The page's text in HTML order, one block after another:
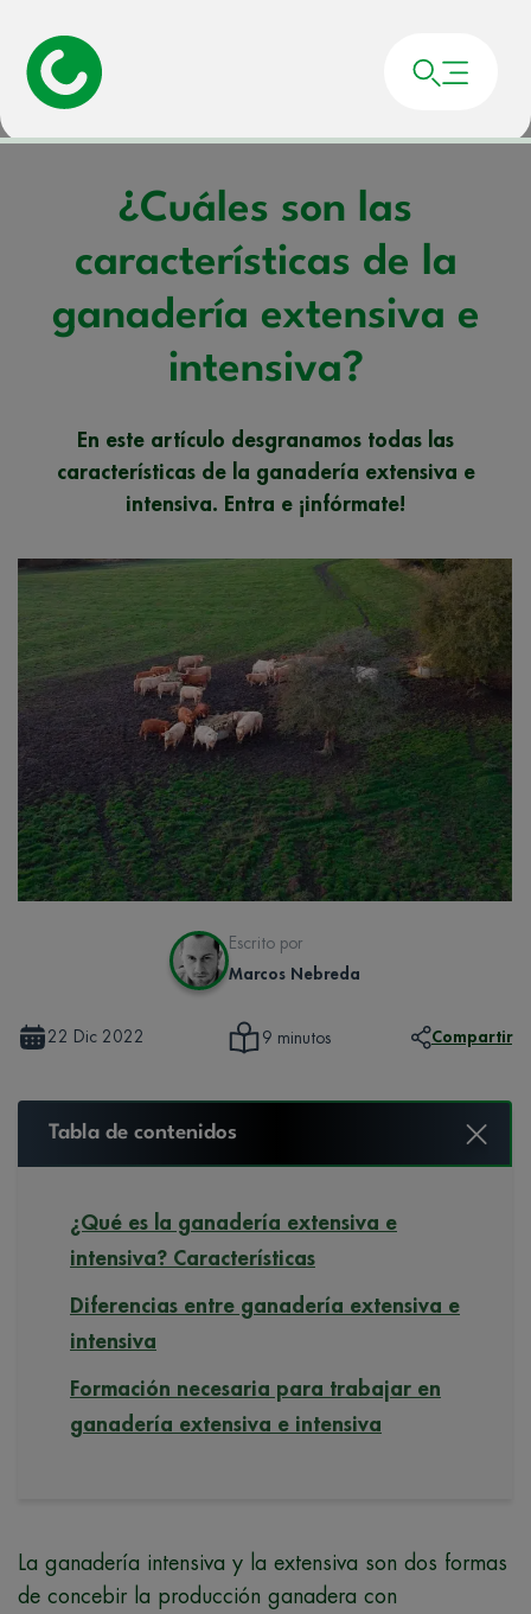
Portada»
¿Cuáles son las
características de la
ganadería extensiva e
intensiva?
En este artículo desgranamos todas las
características de la ganadería extensiva e
intensiva. Entra e ¡infórmate!
Escrito por
Marcos Nebreda
22 Dic 2022 9 minutos Compartir
Tabla de contenidos
¿Qué es la ganadería extensiva e
intensiva? Características
Diferencias entre ganadería extensiva e
intensiva
Formación necesaria para trabajar en
ganadería extensiva e intensiva
La ganadería intensiva y la extensiva son dos formas
de concebir la producción ganadera con